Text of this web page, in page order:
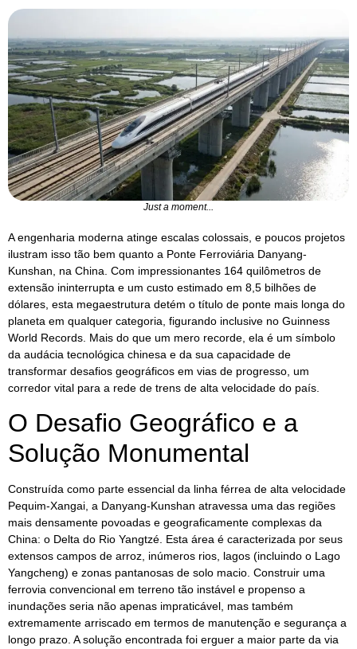
Just a moment...
A engenharia moderna atinge escalas colossais, e poucos projetos
ilustram isso tão bem quanto a Ponte Ferroviária Danyang-
Kunshan, na China. Com impressionantes 164 quilômetros de
extensão ininterrupta e um custo estimado em 8,5 bilhões de
dólares, esta megaestrutura detém o título de ponte mais longa do
planeta em qualquer categoria, figurando inclusive no Guinness
World Records. Mais do que um mero recorde, ela é um símbolo
da audácia tecnológica chinesa e da sua capacidade de
transformar desafios geográficos em vias de progresso, um
corredor vital para a rede de trens de alta velocidade do país.
O Desafio Geográfico e a
Solução Monumental
Construída como parte essencial da linha férrea de alta velocidade
Pequim-Xangai, a Danyang-Kunshan atravessa uma das regiões
mais densamente povoadas e geograficamente complexas da
China: o Delta do Rio Yangtzé. Esta área é caracterizada por seus
extensos campos de arroz, inúmeros rios, lagos (incluindo o Lago
Yangcheng) e zonas pantanosas de solo macio. Construir uma
ferrovia convencional em terreno tão instável e propenso a
inundações seria não apenas impraticável, mas também
extremamente arriscado em termos de manutenção e segurança a
longo prazo. A solução encontrada foi erguer a maior parte da via